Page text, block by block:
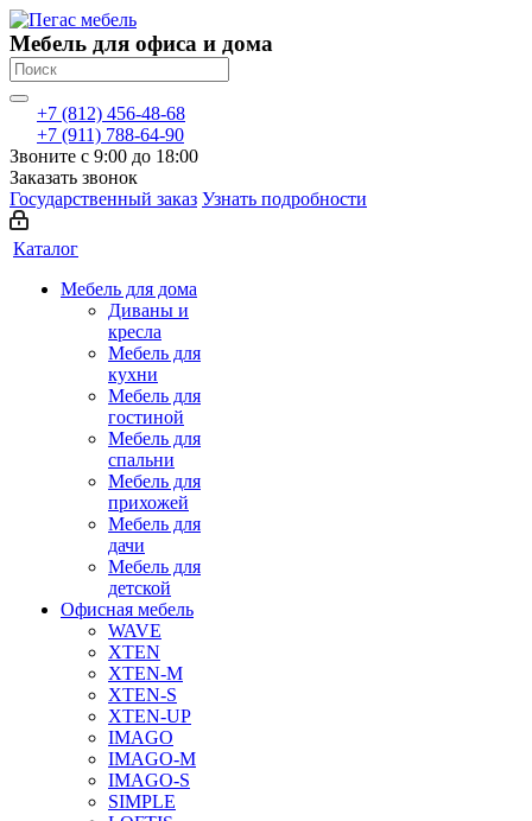
Мебель для офиса и дома
+7 (812) 456-48-68
+7 (911) 788-64-90
Звоните с 9:00 до 18:00
Заказать звонок
Государственный заказ Узнать подробности
Каталог
Мебель для дома
Диваны и
кресла
Мебель для
кухни
Мебель для
гостиной
Мебель для
спальни
Мебель для
прихожей
Мебель для
дачи
Мебель для
детской
Офисная мебель
WAVE
XTEN
XTEN-M
XTEN-S
XTEN-UP
IMAGO
IMAGO-M
IMAGO-S
SIMPLE